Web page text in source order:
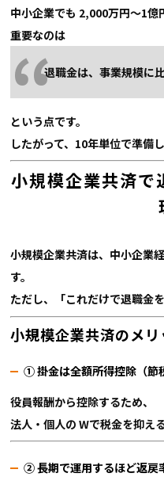
中小企業でも 2,000万円〜1億
重要なのは
退職金は、事業規模に
という点です。
したがって、10年単位で準備
小規模企業共済で
小規模企業共済は、中小企業
す。
ただし、「これだけで退職金
小規模企業共済のメリ
① 掛金は全額所得控除（節
役員報酬から控除するため、
法人・個人の Wで税金を抑え
② 長期で運用するほど返戻